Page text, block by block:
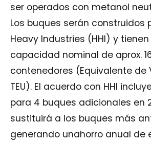
ser operados con metanol
Los buques serán construidos
Heavy Industries (HHI) y
capacidad nominal de aprox.
contenedores (Equivalente de
TEU). El acuerdo con HHI
para 4 buques adicionales en
sustituirá a los buques más
generando unahorro anual de